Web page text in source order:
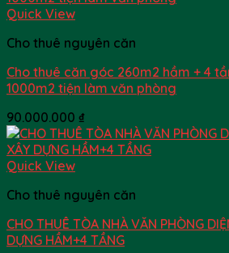
Quick View
Cho thuê nguyên căn
Cho thuê căn góc 260m2 hầm + 4
1000m2 tiện làm văn phòng
90.000.000 ₫
Quick View
Cho thuê nguyên căn
CHO THUÊ TÒA NHÀ VĂN PHÒNG
DỰNG HẦM+4 TẦNG